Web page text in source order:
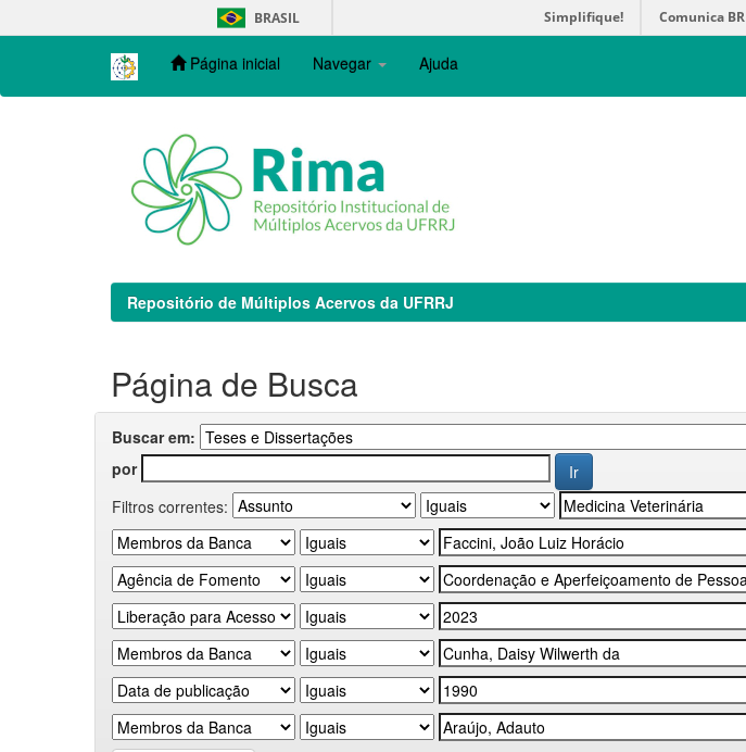
navigation
BRASIL Simplifique! Comunica BR
Página inicial Navegar Ajuda
Repositório de Múltiplos Acervos da UFRRJ
Página de Busca
Buscar em:
por
Filtros correntes: